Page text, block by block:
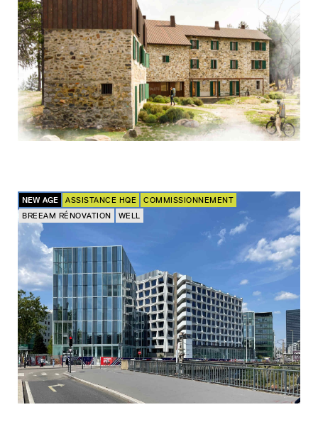
NEW AGE ASSISTANCE HQE
COMMISSIONNEMENT
BREEAM RÉNOVATION
WELL